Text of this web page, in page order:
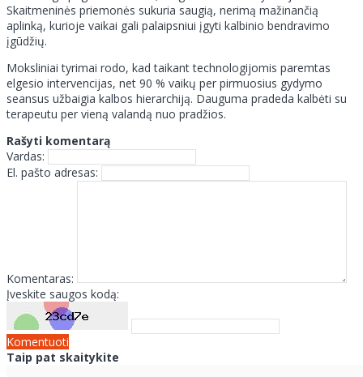
Skaitmeninės priemonės sukuria saugią, nerimą mažinančią
aplinką, kurioje vaikai gali palaipsniui įgyti kalbinio bendravimo
įgūdžių.
Moksliniai tyrimai rodo, kad taikant technologijomis paremtas
elgesio intervencijas, net 90 % vaikų per pirmuosius gydymo
seansus užbaigia kalbos hierarchiją. Dauguma pradeda kalbėti su
terapeutu per vieną valandą nuo pradžios.
Rašyti komentarą
Vardas:
El. pašto adresas:
Komentaras:
Įveskite saugos kodą:
Komentuoti
Taip pat skaitykite